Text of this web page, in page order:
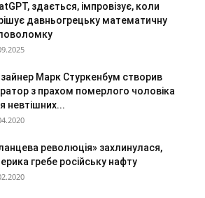
здається, імпровізує, коли
давньогрецьку математичну
Марк Стуркенбум створив
з прахом померлого чоловіка
невтішних...
революція» захлинулася,
гребе російську нафту